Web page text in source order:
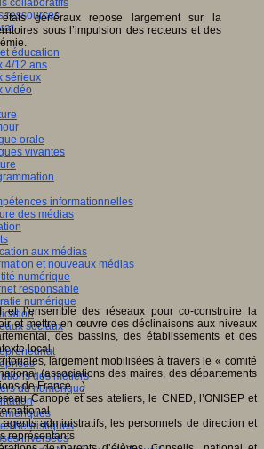
collaboratifs
ressources
éducation
4/12 ans
sérieux
vidéo
orale
vivantes
informationnelles
des médias
aux médias
et nouveaux médias
numérique
responsable
numérique
sociaux
des métiers
du numérique
heuristiques
inversées
généraux repose largement sur la
sous l’impulsion des recteurs et des
et l’ensemble des réseaux pour co-construire la
et mettre en œuvre des déclinaisons aux niveaux
des bassins, des établissements et des
local.
largement mobilisées à travers le « comité
(associations des maires, des départements
de France…)
Canopé et ses ateliers, le CNED, l’ONISEP et
agents administratifs, les personnels de direction et
représentants